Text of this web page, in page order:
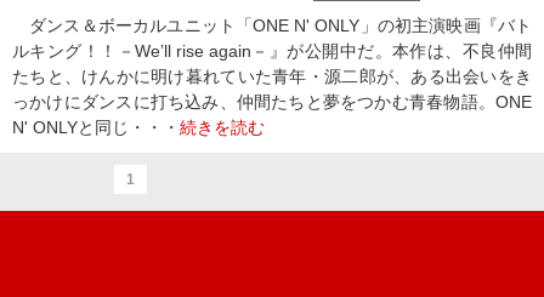
ダンス＆ボーカルユニット「ONE N' ONLY」の初主演映画『バト
ルキング！！－Weʼll rise again－』が公開中だ。本作は、不良仲間
たちと、けんかに明け暮れていた青年・源二郎が、ある出会いをき
っかけにダンスに打ち込み、仲間たちと夢をつかむ青春物語。ONE
N' ONLYと同じ・・・ 続きを読む
1